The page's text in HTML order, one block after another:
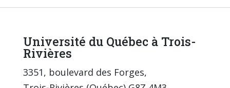
Université du Québec à Trois-
Rivières
3351, boulevard des Forges,